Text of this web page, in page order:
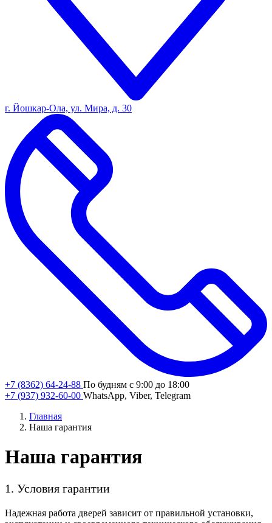
г. Йошкар-Ола, ул. Мира, д. 30
+7 (8362) 64-24-88 По будням с 9:00 до 18:00
+7 (937) 932-60-00 WhatsApp, Viber, Telegram
Главная
Наша гарантия
Наша гарантия
1. Условия гарантии
Надежная работа дверей зависит от правильной установки,